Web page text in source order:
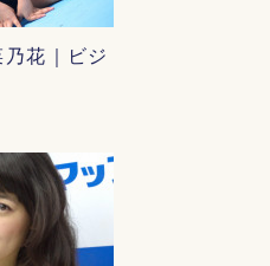
花｜ビジ